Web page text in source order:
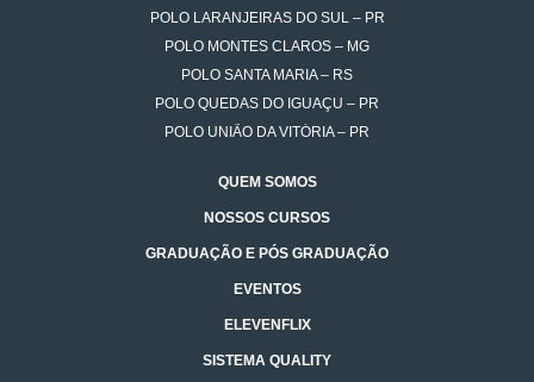
POLO LARANJEIRAS DO SUL – PR
POLO MONTES CLAROS – MG
POLO SANTA MARIA – RS
POLO QUEDAS DO IGUAÇU – PR
POLO UNIÃO DA VITÓRIA – PR
QUEM SOMOS
NOSSOS CURSOS
GRADUAÇÃO E PÓS GRADUAÇÃO
EVENTOS
ELEVENFLIX
SISTEMA QUALITY